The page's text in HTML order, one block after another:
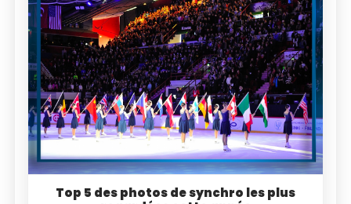
Top 5 des photos de synchro les plus